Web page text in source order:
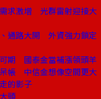
求激增 光群雷射迎接大
通路大開 外資強力鎖定
期 國泰金當補漲領頭羊
帳 中信金想像空間更大
的影子
頭